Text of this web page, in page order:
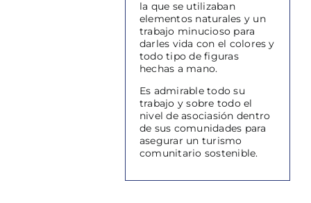
la que se utilizaban
elementos naturales y un
trabajo minucioso para
darles vida con el colores y
todo tipo de figuras
hechas a mano.
Es admirable todo su
trabajo y sobre todo el
nivel de asociasión dentro
de sus comunidades para
asegurar un turismo
comunitario sostenible.